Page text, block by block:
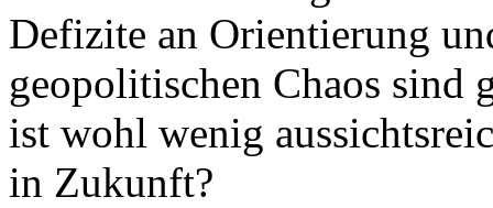
Defizite an Orientierung
geopolitischen Chaos sind
ist wohl wenig
in Zukunft?